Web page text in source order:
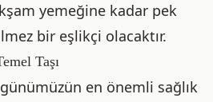
yemeğine kadar pek
bir eşlikçi olacaktır.
Taşı
en önemli sağlık